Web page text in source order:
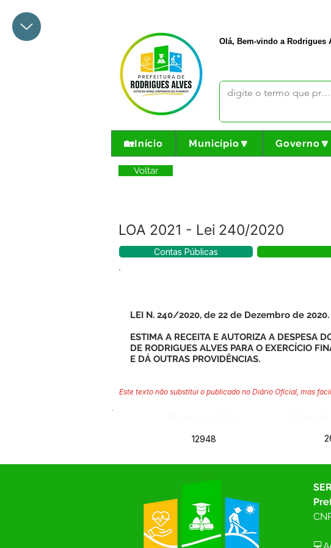
Olá, Bem-vindo a Rodrigues
🏡Início Município🔽 Governo🔽
Voltar
LOA 2021 - Lei 240/2020
Contas Públicas
LEI N. 240/2020, de 22 de Dezembro de 2020.
ESTIMA A RECEITA E AUTORIZA A DESPESA
DE RODRIGUES ALVES PARA O EXERCÍCIO
E DÁ OUTRAS PROVIDÊNCIAS.
Este texto não substitui o publicado no Diário Oficial, mas
12948